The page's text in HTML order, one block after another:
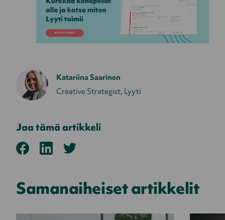
Katariina Saarinen
Creative Strategist, Lyyti
Jaa tämä artikkeli
Samanaiheiset artikkelit